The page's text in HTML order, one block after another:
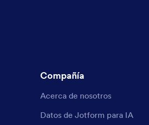
Compañía
Acerca de nosotros
Datos de Jotform para IA